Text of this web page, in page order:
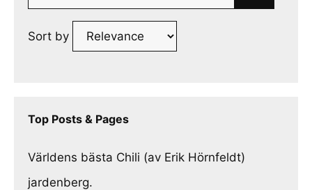
Sort by
Top Posts & Pages
Världens bästa Chili (av Erik Hörnfeldt)
jardenberg.